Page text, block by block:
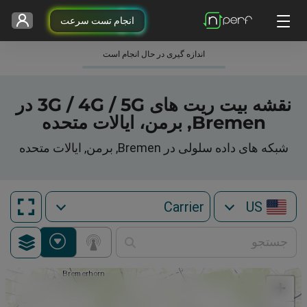
انجام تست سرعت
اندازه گیری در حال انجام است
نقشه بیت ریت های 3G / 4G / 5G در
Bremen, برمن، ایالات متحده
شبکه های داده سلولی در Bremen, برمن, ایالات متحده
US